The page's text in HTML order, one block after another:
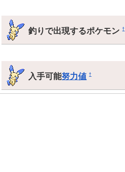
釣りで出現するポケモン†
入手可能努力値 †